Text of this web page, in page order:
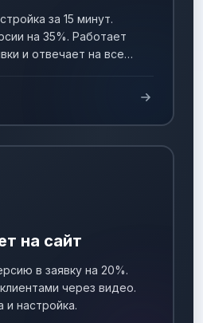
за 15 минут.
на 35%. Работает
и отвечает на все
на сайт
в заявку на 20%.
через видео.
и настройка.